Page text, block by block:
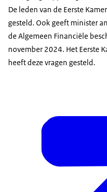
De leden van de Eerste
gesteld. Ook geeft minister
de Algemeen Financiële
november 2024. Het Eerste
heeft deze vragen gesteld.